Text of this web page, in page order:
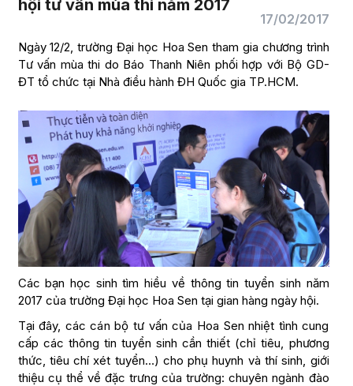
hội tư vấn mùa thi năm 2017
17/02/2017
Ngày 12/2, trường Đại học Hoa Sen tham gia chương trình
Tư vấn mùa thi do Báo Thanh Niên phối hợp với Bộ GD-
ĐT tổ chức tại Nhà điều hành ĐH Quốc gia TP.HCM.
Các bạn học sinh tìm hiều về thông tin tuyển sinh năm
2017 của trường Đại học Hoa Sen tại gian hàng ngày hội.
Tại đây, các cán bộ tư vấn của Hoa Sen nhiệt tình cung
cấp các thông tin tuyển sinh cần thiết (chỉ tiêu, phương
thức, tiêu chí xét tuyển…) cho phụ huynh và thí sinh, giới
thiệu cụ thể về đặc trưng của trường: chuyên ngành đào